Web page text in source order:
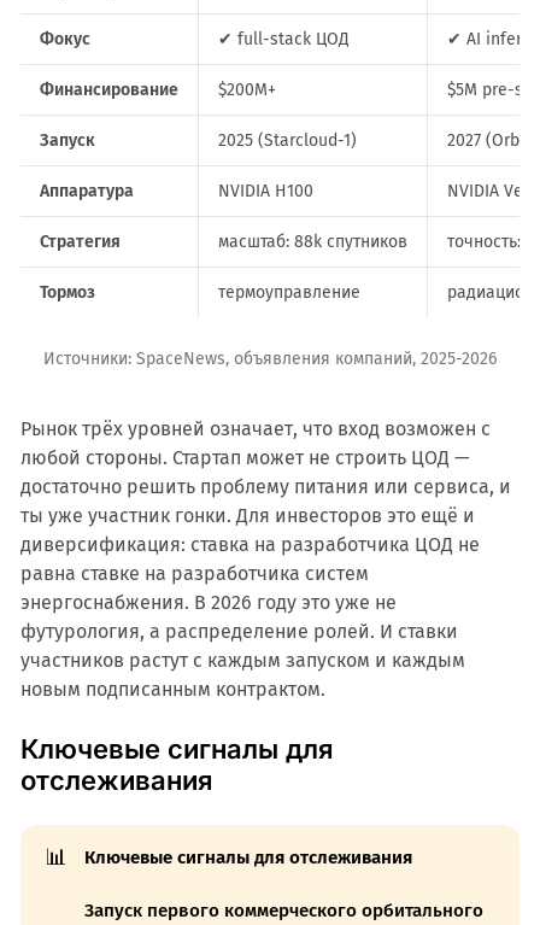
Фокус ✔ full-stack ЦОД ✔ AI
Финансирование $200M+ $5M pre-
Запуск 2025 (Starcloud-1) 2027
Аппаратура NVIDIA H100 NVIDIA
Стратегия масштаб: 88k спутников точность:
Тормоз термоуправление
Источники: SpaceNews, объявления компаний, 2025-2026
Рынок трёх уровней означает, что вход возможен с
любой стороны. Стартап может не строить ЦОД —
достаточно решить проблему питания или сервиса, и
ты уже участник гонки. Для инвесторов это ещё и
диверсификация: ставка на разработчика ЦОД не
равна ставке на разработчика систем
энергоснабжения. В 2026 году это уже не
футурология, а распределение ролей. И ставки
участников растут с каждым запуском и каждым
новым подписанным контрактом.
Ключевые сигналы для
отслеживания
📊 Ключевые сигналы для отслеживания
Запуск первого коммерческого орбитального